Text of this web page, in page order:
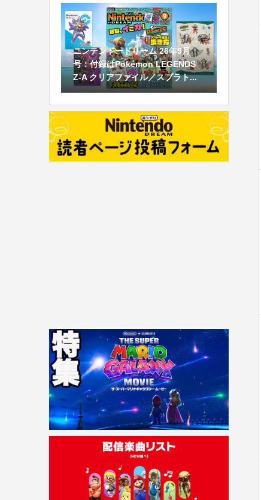
ニンテンドードリーム 26年9月
号：付録はPokémon LEGENDS
Z-A クリアファイル／スプラト...